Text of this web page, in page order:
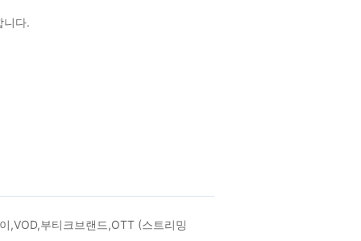
니다.
,VOD,부티크브랜드,OTT (스트리밍